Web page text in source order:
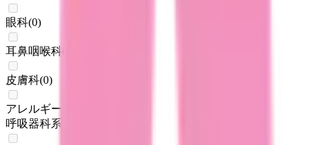
眼科(0)
耳鼻咽喉科
皮膚科(0)
アレルギー科
呼吸器科系